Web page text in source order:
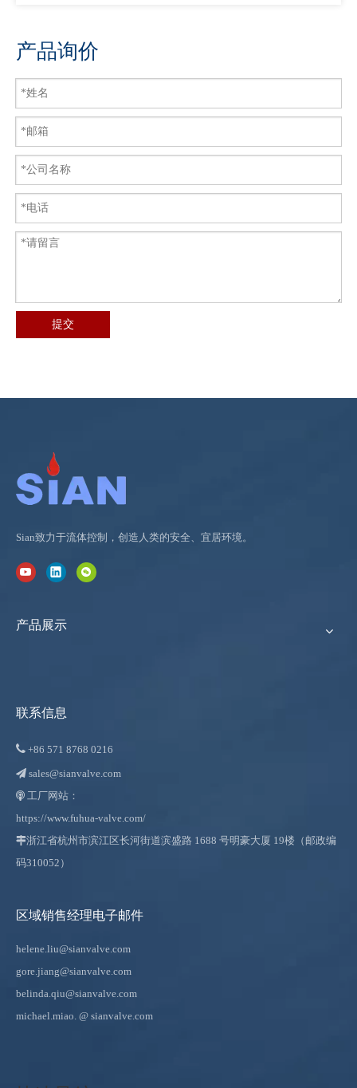
产品询价
提交
Sian致力于流体控制，创造人类的安全、宜居环境。
产品展示
联系信息
 +86 571 8768 0216
 sales@sianvalve.com
 工厂网站：
https://www.fuhua-valve.com/
浙江省杭州市滨江区长河街道滨盛路 1688 号明豪大厦 19楼（邮政编
码310052）
区域销售经理电子邮件
helene.liu@sianvalve.com
gore.jiang@sianvalve.com
belinda.qiu@sianvalve.com
michael.miao. @ sianvalve.com